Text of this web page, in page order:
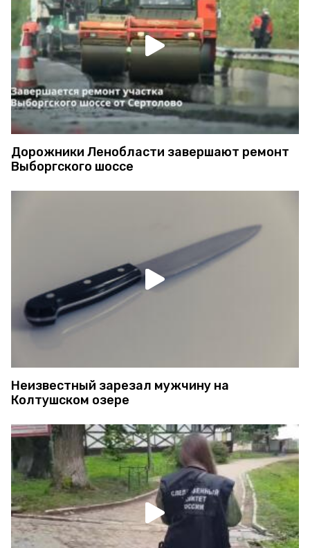
Дорожники Ленобласти завершают ремонт
Выборгского шоссе
Неизвестный зарезал мужчину на
Колтушском озере